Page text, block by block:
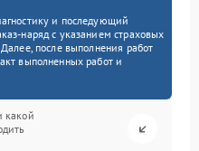
и последующий
наряд с указанием страховых
после выполнения работ
выполненных работ и
какой